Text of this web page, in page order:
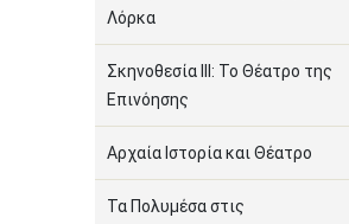
Λόρκα
Σκηνοθεσία ΙΙΙ: Το Θέατρο της
Επινόησης
Αρχαία Ιστορία και Θέατρο
Τα Πολυμέσα στις